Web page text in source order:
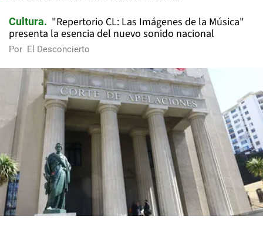
Cultura
"Repertorio CL: Las Imágenes de la Música"
presenta la esencia del nuevo sonido nacional
Por El Desconcierto